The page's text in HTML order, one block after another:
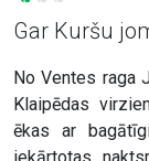
Gar Kuršu
No Ventes raga
Klaipēdas
ēkas ar